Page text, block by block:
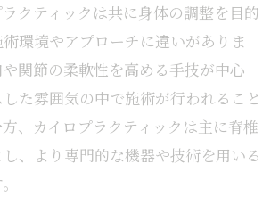
クティックは共に身体の調整を目的
環境やアプローチに違いがありま
関節の柔軟性を高める手技が中心
た雰囲気の中で施術が行われること
、カイロプラクティックは主に脊椎
、より専門的な機器や技術を用いる